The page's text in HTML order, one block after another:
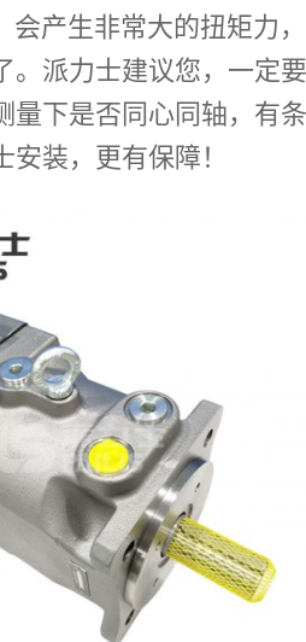
会产生非常大的扭矩力，
。派力士建议您，一定要
量下是否同心同轴，有条
装，更有保障！